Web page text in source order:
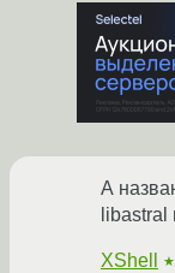
А
libastral
XShell ★